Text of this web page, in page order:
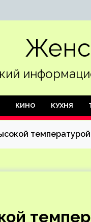
КИНО КУХНЯ
температурой